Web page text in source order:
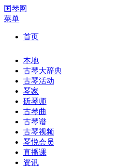
国琴网
菜单
首页
本地
古琴大辞典
古琴活动
琴家
斫琴师
古琴曲
古琴谱
古琴视频
琴悦会员
直播课
资讯